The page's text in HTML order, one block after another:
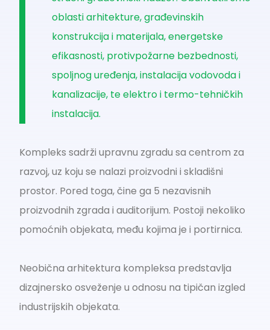
oblasti arhitekture, građevinskih
konstrukcija i materijala, energetske
efikasnosti, protivpožarne bezbednosti,
spoljnog uređenja, instalacija vodovoda i
kanalizacije, te elektro i termo-tehničkih
instalacija.
Kompleks sadrži upravnu zgradu sa centrom za
razvoj, uz koju se nalazi proizvodni i skladišni
prostor. Pored toga, čine ga 5 nezavisnih
proizvodnih zgrada i auditorijum. Postoji nekoliko
pomoćnih objekata, među kojima je i portirnica.
Neobična arhitektura kompleksa predstavlja
dizajnersko osveženje u odnosu na tipičan izgled
industrijskih objekata.